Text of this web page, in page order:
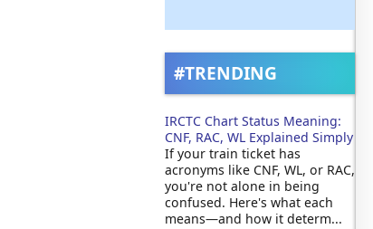
#TRENDING
IRCTC Chart Status Meaning:
CNF, RAC, WL Explained Simply
If your train ticket has
acronyms like CNF, WL, or RAC,
you're not alone in being
confused. Here's what each
means—and how it determ...